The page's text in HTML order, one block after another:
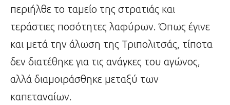
περιήλθε το ταμείο της στρατιάς και
τεράστιες ποσότητες λαφύρων. Όπως έγινε
και μετά την άλωση της Τριπολιτσάς, τίποτα
δεν διατέθηκε για τις ανάγκες του αγώνος,
αλλά διαμοιράσθηκε μεταξύ των
καπεταναίων.